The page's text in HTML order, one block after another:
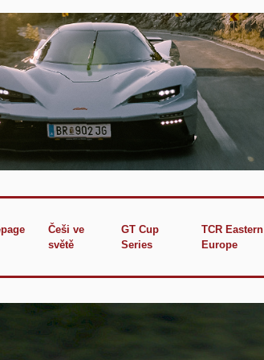
Češi ve
světě
GT Cup
Series
TCR Eastern
Europe